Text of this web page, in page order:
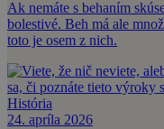
Ak nemáte s behaním
bolestivé. Beh má ale
toto je osem z nich.
História
24. apríla 2026